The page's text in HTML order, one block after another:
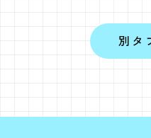
別タ